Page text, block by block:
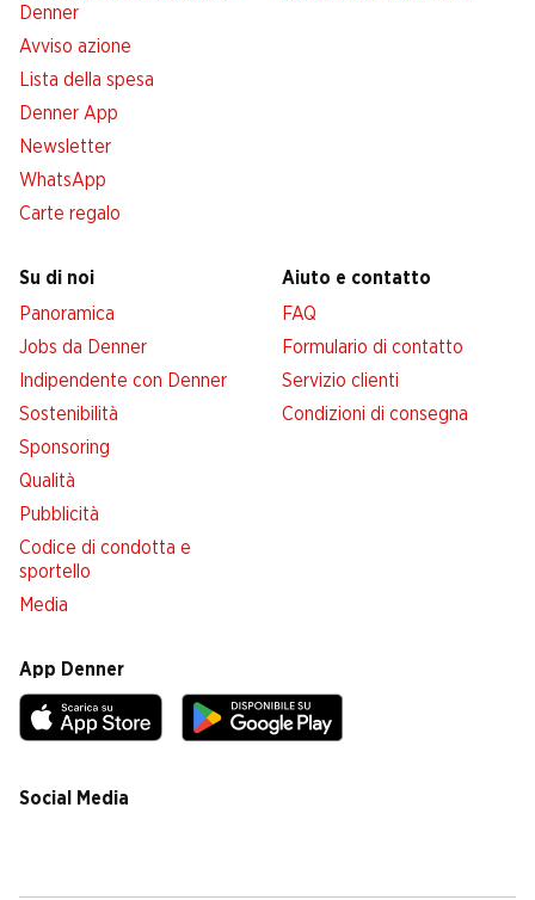
Denner
Avviso azione
Lista della spesa
Denner App
Newsletter
WhatsApp
Carte regalo
Su di noi
Panoramica
Jobs da Denner
Indipendente con Denner
Sostenibilità
Sponsoring
Qualità
Pubblicità
Codice di condotta e
sportello
Media
Aiuto e contatto
FAQ
Formulario di contatto
Servizio clienti
Condizioni di consegna
App Denner
Social Media